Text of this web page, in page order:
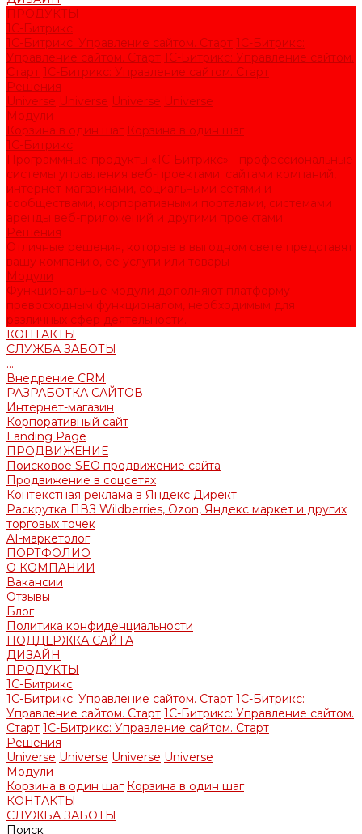
ПРОДУКТЫ
1С-Битрикс
1С-Битрикс: Управление сайтом. Старт 1С-Битрикс:
Управление сайтом. Старт 1С-Битрикс: Управление сайтом.
Старт 1С-Битрикс: Управление сайтом. Старт
Решения
Universe Universe Universe Universe
Модули
Корзина в один шаг Корзина в один шаг
1С-Битрикс
Программные продукты «1С-Битрикс» - профессиональные
системы управления веб-проектами: сайтами компаний,
интернет-магазинами, социальными сетями и
сообществами, корпоративными порталами, системами
аренды веб-приложений и другими проектами.
Решения
Отличные решения, которые в выгодном свете представят
вашу компанию, ее услуги или товары
Модули
Функциональные модули дополняют платформу
превосходным функционалом, необходимым для
различных сфер деятельности.
КОНТАКТЫ
СЛУЖБА ЗАБОТЫ
...
Внедрение CRM
РАЗРАБОТКА САЙТОВ
Интернет-магазин
Корпоративный сайт
Landing Page
ПРОДВИЖЕНИЕ
Поисковое SEO продвижение сайта
Продвижение в соцсетях
Контекстная реклама в Яндекс Директ
Раскрутка ПВЗ Wildberries, Ozon, Яндекс маркет и других
торговых точек
AI-маркетолог
ПОРТФОЛИО
О КОМПАНИИ
Вакансии
Отзывы
Блог
Политика конфиденциальности
ПОДДЕРЖКА САЙТА
ДИЗАЙН
ПРОДУКТЫ
1С-Битрикс
1С-Битрикс: Управление сайтом. Старт 1С-Битрикс:
Управление сайтом. Старт 1С-Битрикс: Управление сайтом.
Старт 1С-Битрикс: Управление сайтом. Старт
Решения
Universe Universe Universe Universe
Модули
Корзина в один шаг Корзина в один шаг
КОНТАКТЫ
СЛУЖБА ЗАБОТЫ
Поиск